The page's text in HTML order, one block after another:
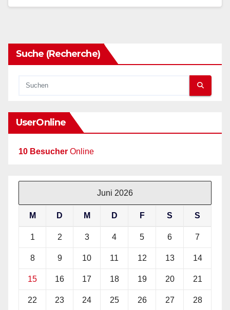
Suche (Recherche)
UserOnline
10 Besucher Online
Juni 2026
M D M D F S S
1 2 3 4 5 6 7
8 9 10 11 12 13 14
15 16 17 18 19 20 21
22 23 24 25 26 27 28